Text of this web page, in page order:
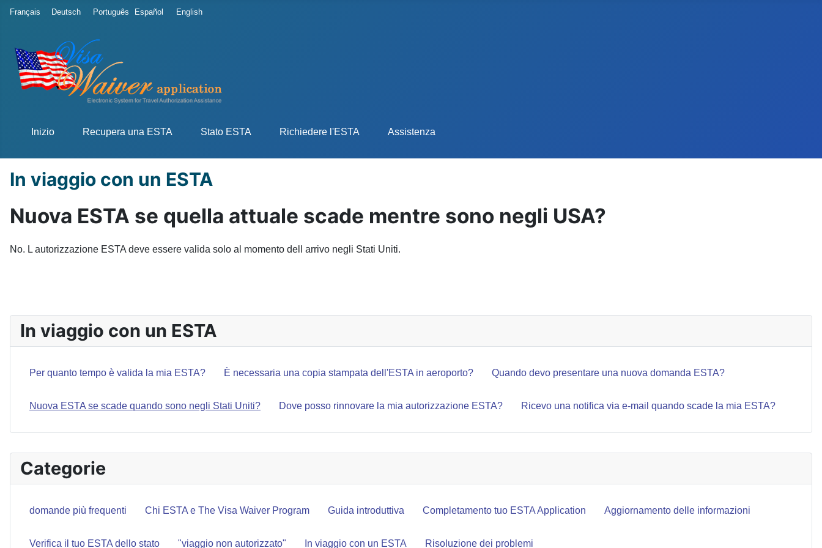
Seleziona la tua lingua
Français Deutsch Português Español English
Inizio Recupera una ESTA Stato ESTA Richiedere l'ESTA Assistenza
Categorie
domande più frequenti Chi ESTA e The Visa Waiver Program Guida introduttiva Completamento tuo ESTA Application Aggiornamento delle informazioni
Verifica il tuo ESTA dello stato "viaggio non autorizzato" In viaggio con un ESTA Risoluzione dei problemi
In viaggio con un ESTA
Nuova ESTA se quella attuale scade mentre sono negli USA?
No. L autorizzazione ESTA deve essere valida solo al momento dell arrivo negli Stati Uniti.
In viaggio con un ESTA
Per quanto tempo è valida la mia ESTA? È necessaria una copia stampata dell'ESTA in aeroporto? Quando devo presentare una nuova domanda ESTA?
Nuova ESTA se scade quando sono negli Stati Uniti? Dove posso rinnovare la mia autorizzazione ESTA? Ricevo una notifica via e-mail quando scade la mia ESTA?